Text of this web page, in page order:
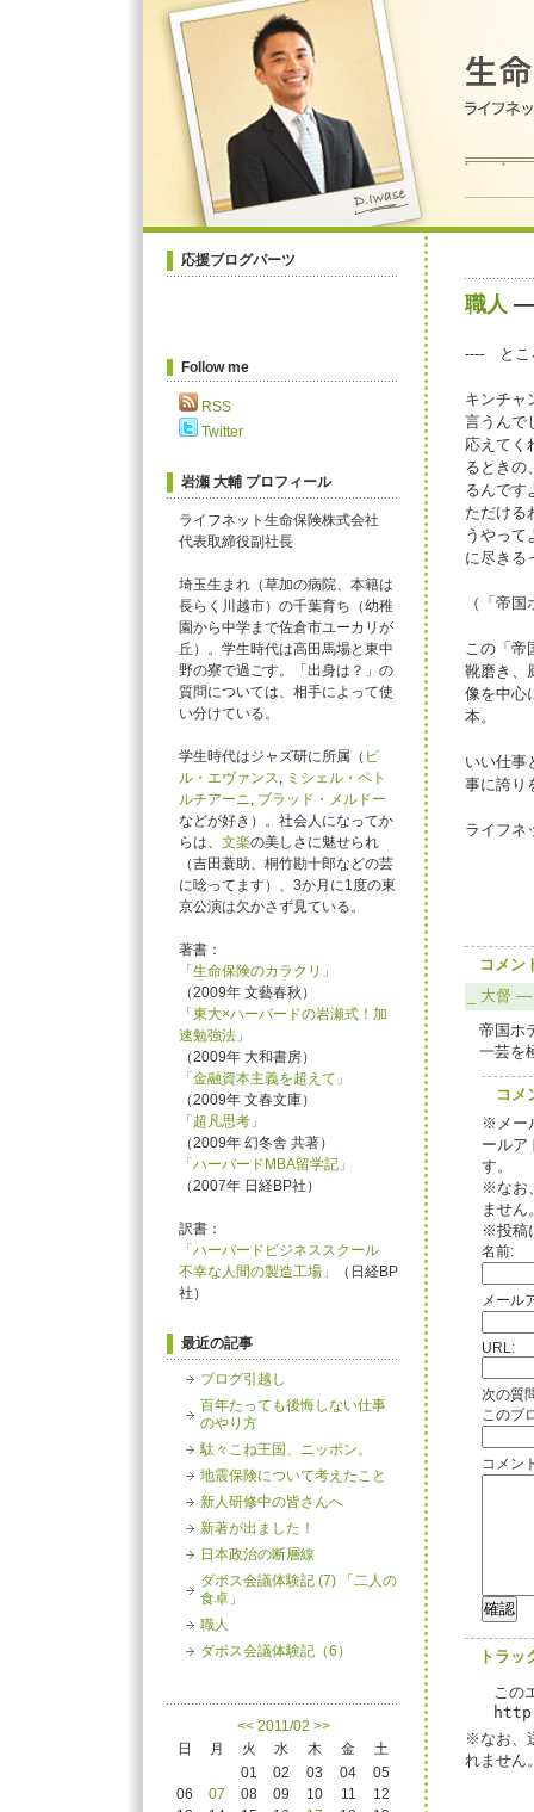
応援ブログパーツ
Follow me
RSS
Twitter
岩瀬 大輔 プロフィール
ライフネット生命保険株式会社
代表取締役副社長
埼玉生まれ（草加の病院、本籍は
長らく川越市）の千葉育ち（幼稚
園から中学まで佐倉市ユーカリが
丘）。学生時代は高田馬場と東中
野の寮で過ごす。「出身は？」の
質問については、相手によって使
い分けている。
学生時代はジャズ研に所属（ ビ
ル・エヴァンス, ミシェル・ペト
ルチアーニ, ブラッド・メルドー
などが好き）。社会人になってか
らは、 文楽の美しさに魅せられ
（吉田蓑助、桐竹勘十郎などの芸
に唸ってます）、3か月に1度の東
京公演は欠かさず見ている。
著書：
「生命保険のカラクリ」
（2009年 文藝春秋）
「東大×ハーバードの岩瀬式！加
速勉強法」
（2009年 大和書房）
「金融資本主義を超えて」
（2009年 文春文庫）
「超凡思考」
（2009年 幻冬舎 共著）
「ハーバードMBA留学記」
（2007年 日経BP社）
訳書：
「ハーバードビジネススクール
不幸な人間の製造工場」
（日経BP
社）
最近の記事
ブログ引越し
百年たっても後悔しない仕事
のやり方
駄々こね王国、ニッポン。
地震保険について考えたこと
新人研修中の皆さんへ
新著が出ました！
日本政治の断層線
ダボス会議体験記 (7) 「二人の
食卓」
職人
ダボス会議体験記（6）
<< 2011/02 >>
日
月 火 水 木 金
土
01
02 03 04
05
06
07 08 09 10 11
12
職人
---- とこ
キンチ
言うんで
応えてく
るときの
るんです
ただける
うやって
に尽きる
（「帝
この「帝
靴磨き、
像を中心
本。
いい仕事
事に誇り
ライフネ
コメン
大督 ―
帝国ホ
一芸を
コメ
※メー
ールア
す。
※なお
ません
※投稿
名前:
メール
URL:
次の質
このブ
コメン
トラッ
この
※なお、
れません